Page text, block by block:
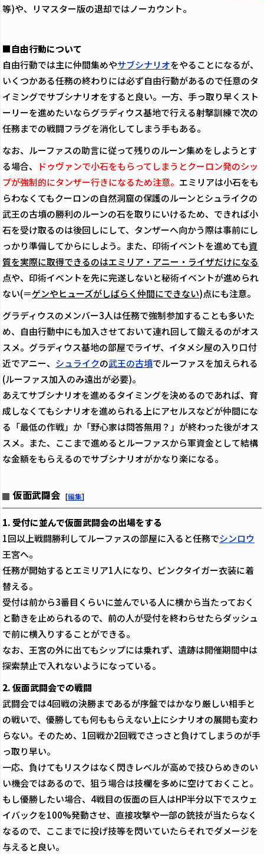
等)や、リマスター版の退却ではノーカウント。
■自由行動について
自由行動では主に仲間集めやサブシナリオをやることになるが、
いくつかある任務の終わりには必ず自由行動があるので任意のタ
イミングでサブシナリオをすると良い。一方、手っ取り早くスト
ーリーを進めたいならグラディウス基地で行える射撃訓練で次の
任務までの戦闘フラグを消化してしまう手もある。
なお、ルーファスの助言に従って残りのルーン集めをしようとす
る場合、
ドゥヴァンで小石をもらってしまうとクーロン発のシッ
プが強制的にタンザー行きになるため注意。 エミリアは小石をも
らわなくてもクーロンの自然洞窟の保護のルーンとシュライクの
武王の古墳の勝利のルーンの石を取りにいけるため、できれば小
石を受け取るのは後回しにして、タンザーへ向かう際は事前にし
っかり準備してからにしよう。また、印術イベントを進めても資
質を実際に取得できるのはエミリア・アニー・ライザだけになる
点や、印術イベントを先に完遂しないと秘術イベントが進められ
ない(＝ゲンやヒューズがしばらく仲間にできない)点にも注意。
グラディウスのメンバー3人は任務で強制参加することも多いた
め、自由行動中にも加入させておいて連れ回して鍛えるのがオス
スメ。グラディウス基地の部屋でライザ、イタメシ屋の入り口付
近でアニー、 シュライクの武王の古墳でルーファスを加えられる
(ルーファス加入のみ遠出が必要)。
あえてサブシナリオを進めるタイミングを決めるのであれば、育
成しなくてもシナリオを進められる上にアセルスなどが仲間にな
る「最低の作戦」か「野心家は問答無用？」が終わった後がオス
スメ。また、ここまで進めるとルーファスから軍資金として結構
な金額をもらえるのでサブシナリオがかなり楽になる。
仮面武闘会 [編集]
1. 受付に並んで仮面武闘会の出場をする
1回以上戦闘勝利してルーファスの部屋に入ると任務でシンロウ
王宮へ。
任務が開始するとエミリア1人になり、ピンクタイガー衣装に着
替える。
受付は前から3番目くらいに並んでいる人に横から当たっておく
と動きを止められるので、前の人が受付を終わらせたらダッシュ
で前に横入りすることができる。
なお、王宮の外に出てもシップには乗れず、遺跡は開催期間中は
探索禁止で入れないようになっている。
2. 仮面武闘会での戦闘
武闘会では4回戦の決勝まであるが序盤ではかなり厳しい相手と
の戦いで、優勝しても何ももらえない上にシナリオの展開も変わ
らない。そのため、1回戦か2回戦でさっさと負けてしまうのが手
っ取り早い。
一応、負けてもリスクはなく閃きレベルが高めで技ひらめきのい
い機会ではあるので、狙う場合は技欄を多めに空けておくこと。
もし優勝したい場合、4戦目の仮面の巨人はHP半分以下でスウェ
イバックを100%発動させ、直接攻撃や一部の銃技が当たらなく
なるので、ここまでに投げ技等を閃いていたらそれでダメージを
与えると良い。